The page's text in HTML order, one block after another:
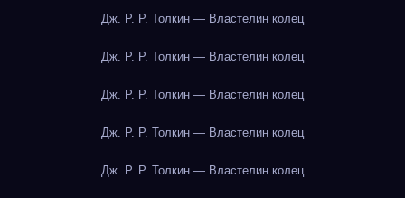
Дж. Р. Р. Толкин — Властелин колец
Дж. Р. Р. Толкин — Властелин колец
Дж. Р. Р. Толкин — Властелин колец
Дж. Р. Р. Толкин — Властелин колец
Дж. Р. Р. Толкин — Властелин колец